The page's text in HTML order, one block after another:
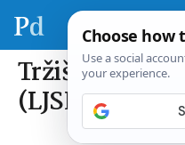
Tržišta
(LJSE)